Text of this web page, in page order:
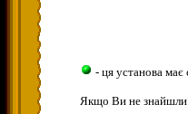
- ця установа має
Якщо Ви не знайшли